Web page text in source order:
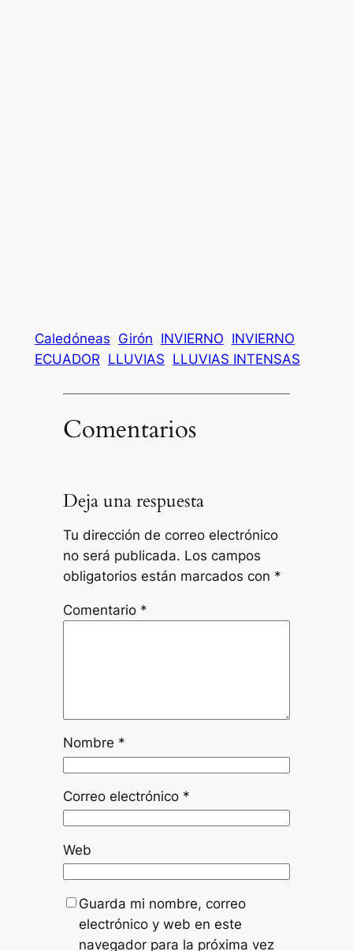
Caledóneas Girón INVIERNO INVIERNO
ECUADOR LLUVIAS LLUVIAS INTENSAS
Comentarios
Deja una respuesta
Tu dirección de correo electrónico
no será publicada. Los campos
obligatorios están marcados con *
Comentario *
Nombre *
Correo electrónico *
Web
Guarda mi nombre, correo
electrónico y web en este
navegador para la próxima vez